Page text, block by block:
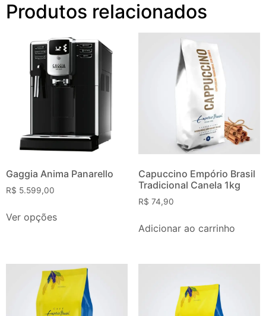
Produtos relacionados
Gaggia Anima Panarello
R$ 5.599,00
Ver opções
Capuccino Empório Brasil
Tradicional Canela 1kg
R$ 74,90
Adicionar ao carrinho